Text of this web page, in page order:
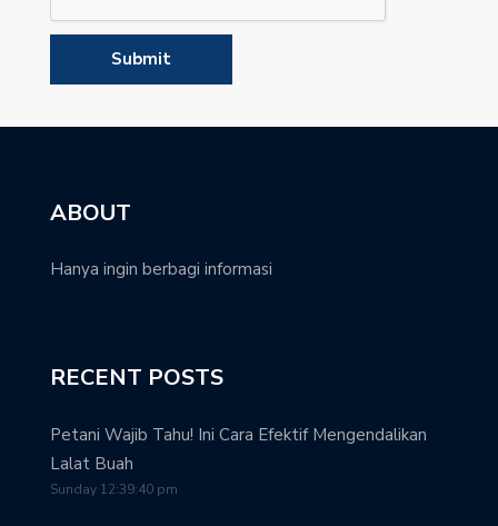
ABOUT
Hanya ingin berbagi informasi
RECENT POSTS
Petani Wajib Tahu! Ini Cara Efektif Mengendalikan
Lalat Buah
Sunday 12:39:40 pm